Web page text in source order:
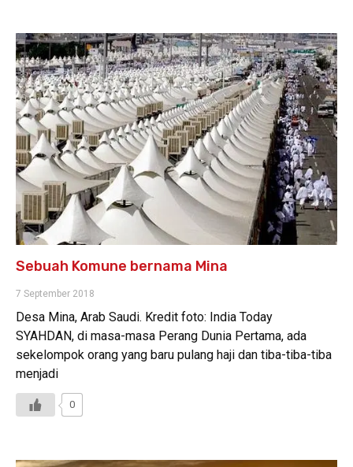
Sebuah Komune bernama Mina
7 September 2018
Desa Mina, Arab Saudi. Kredit foto: India Today
SYAHDAN, di masa-masa Perang Dunia Pertama, ada
sekelompok orang yang baru pulang haji dan tiba-tiba-tiba
menjadi
0